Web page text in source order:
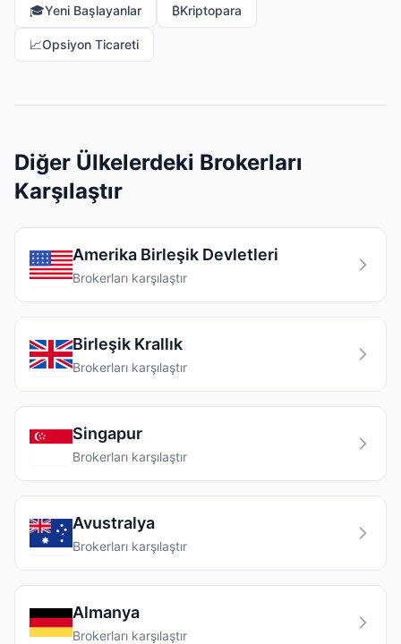
🎓Yeni Başlayanlar ₿Kriptopara
📈Opsiyon Ticareti
Diğer Ülkelerdeki Brokerları
Karşılaştır
Amerika Birleşik Devletleri
Brokerları karşılaştır
Birleşik Krallık
Brokerları karşılaştır
Singapur
Brokerları karşılaştır
Avustralya
Brokerları karşılaştır
Almanya
Brokerları karşılaştır